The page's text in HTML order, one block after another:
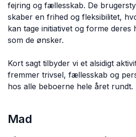
fejring og fællesskab. De
skaber en frihed og fleksibilitet,
kan tage initiativet og forme deres
som de ønsker.
Kort sagt tilbyder vi et alsidigt
fremmer trivsel, fællesskab og
hos alle beboerne hele året rundt.
Mad